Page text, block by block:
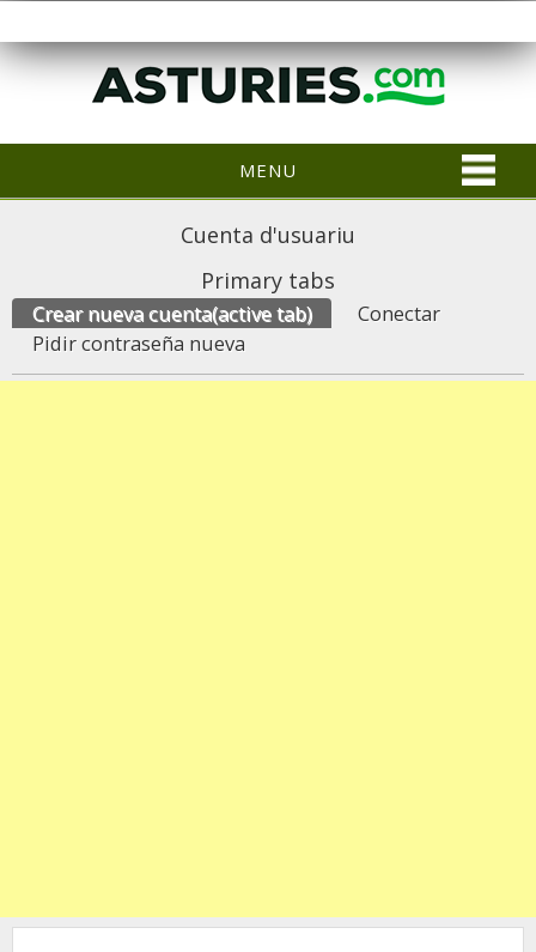
MENU
Cuenta d'usuariu
Primary tabs
Crear nueva cuenta(active tab)
Conectar
Pidir contraseña nueva